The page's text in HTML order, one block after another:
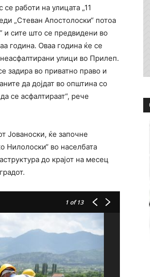
работи на улицата „11
„Стеван Апостолоски“ потоа
и сите што се предвидени во
година. Оваа година ќе се
улици во Прилеп.
задира во приватно право и
да дојдат во општина со
се асфалтираат“, рече
Јованоски, ќе започне
Нилолоски“ во населбата
до крајот на месец
1 of 13